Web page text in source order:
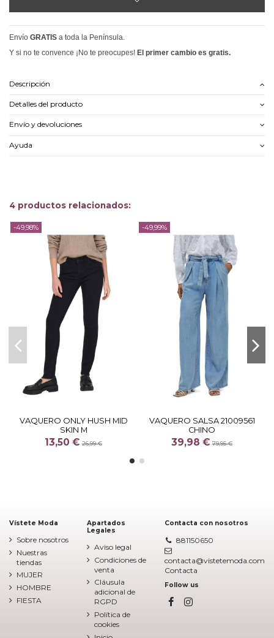
Envío GRATIS a toda la Península.
Y si no te convence ¡No te preocupes! El primer cambio es gratis.
Descripción
Detalles del producto
Envío y devoluciones
Ayuda
4 productos relacionados:
-49,98%
VAQUERO ONLY HUSH MID
SKIN M
13,50 € 26,99 €
-49,99%
VAQUERO SALSA 21009561
CHINO
39,98 € 79,95 €
Vístete Moda
Sobre nosotros
Nuestras
tiendas
MUJER
HOMBRE
FIESTA
Apartados
Legales
Aviso legal
Condiciones de
venta
Cláusula
adicional de
RGPD
Política de
cookies
Contacta con nosotros
881150650
contacta@vistetemoda.com
Contacta
Follow us